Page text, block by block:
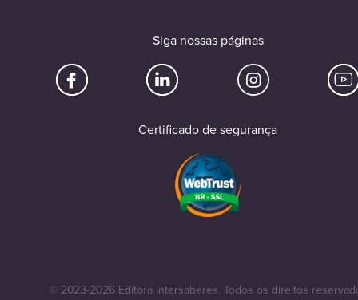
Siga nossas páginas
Certificado de segurança
© 2023-2026 Editora Intersaberes. Todos os direitos